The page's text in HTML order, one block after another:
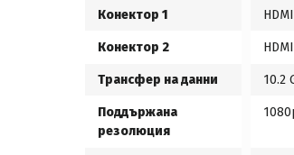
Конектор 1 HDMI
Конектор 2 HDMI
Трансфер на данни 10.2
Поддържана
резолюция